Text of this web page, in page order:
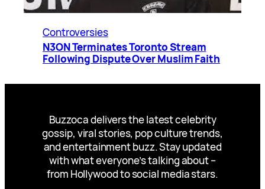
Controversies
N3ON Terminates Toronto Stream
Following Dispute Over Muslim Faith
Buzzoca delivers the latest celebrity
gossip, viral stories, pop culture trends,
and entertainment buzz. Stay updated
with what everyone’s talking about –
from Hollywood to social media stars.